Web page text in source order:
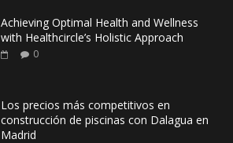
Achieving Optimal Health and Wellness
with Healthcircle’s Holistic Approach
0
Los precios más competitivos en
construcción de piscinas con Dalagua en
Madrid